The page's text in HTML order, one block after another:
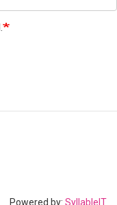
Powered by: SyllableIT